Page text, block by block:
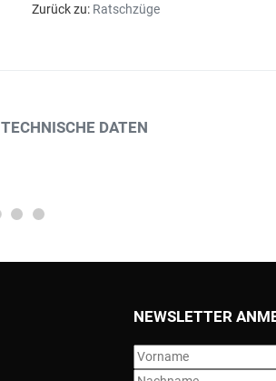
Zurück zu: Ratschzüge
TECHNISCHE DATEN
NEWSLETTER